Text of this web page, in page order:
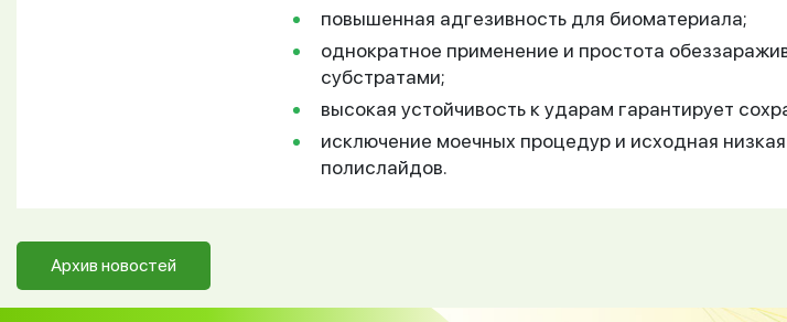
повышенная адгезивность для биоматериала;
однократное применение и простота
субстратами;
высокая устойчивость к ударам гарантирует
исключение моечных процедур и исходная
полислайдов.
Архив новостей